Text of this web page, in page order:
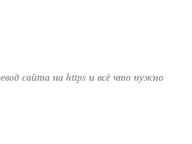
сайта на https и всё что нужно